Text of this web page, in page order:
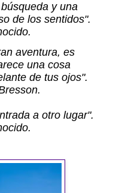
y una
de los sentidos".
aventura, es
una cosa
de tus ojos".
a otro lugar".